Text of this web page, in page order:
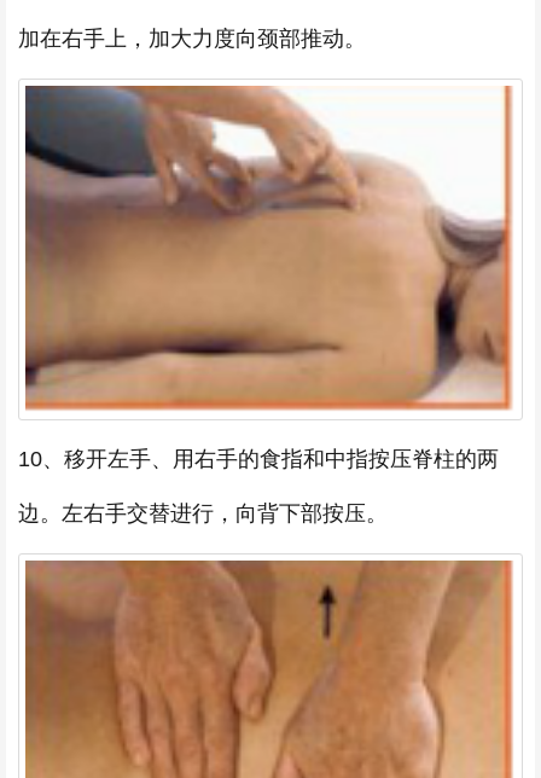
加在右手上，加大力度向颈部推动。
10、移开左手、用右手的食指和中指按压脊柱的两
边。左右手交替进行，向背下部按压。